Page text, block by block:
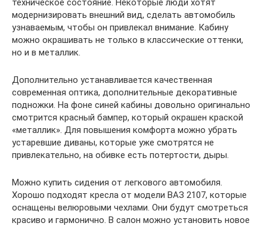
модернизировать внешний вид, сделать автомобиль
узнаваемым, чтобы он привлекал внимание. Кабину
можно окрашивать не только в классические оттенки,
но и в металлик.
Дополнительно устанавливается качественная
современная оптика, дополнительные декоративные
подножки. На фоне синей кабины довольно оригинально
смотрится красный бампер, который окрашен краской
«металлик». Для повышения комфорта можно убрать
устаревшие диваны, которые уже смотрятся не
привлекательно, на обивке есть потертости, дыры.
Можно купить сидения от легкового автомобиля.
Хорошо подходят кресла от модели ВАЗ 2107, которые
оснащены велюровыми чехлами. Они будут смотреться
красиво и гармонично. В салон можно установить новое